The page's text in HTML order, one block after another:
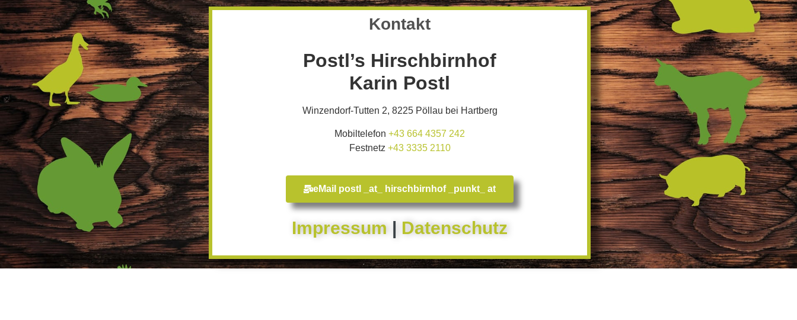
Kontakt
Postl’s Hirschbirnhof
Karin Postl
Winzendorf-Tutten 2, 8225 Pöllau bei Hartberg
Mobiltelefon+43 664 4357 242
Festnetz +43 3335 2110​
eMail postl _at_ hirschbirnhof _punkt_ at
Impressum Datenschutz